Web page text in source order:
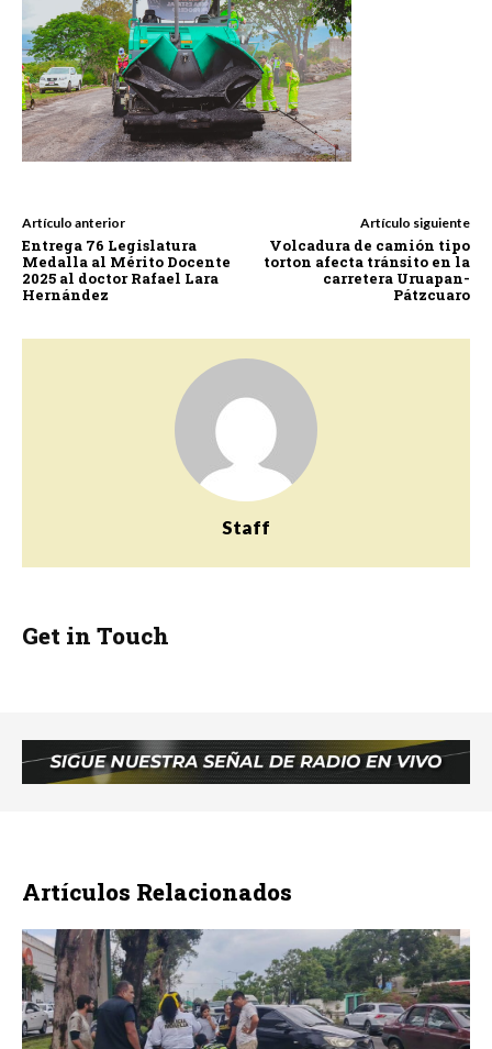
Artículo anterior
Entrega 76 Legislatura
Medalla al Mérito Docente
2025 al doctor Rafael Lara
Hernández
Artículo siguiente
Volcadura de camión tipo
torton afecta tránsito en la
carretera Uruapan-
Pátzcuaro
Staff
Get in Touch
Artículos Relacionados